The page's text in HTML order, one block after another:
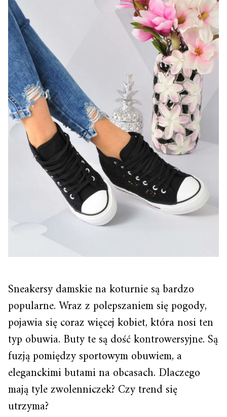
Sneakersy damskie na koturnie są bardzo
popularne. Wraz z polepszaniem się pogody,
pojawia się coraz więcej kobiet, która nosi ten
typ obuwia. Buty te są dość kontrowersyjne. Są
fuzją pomiędzy sportowym obuwiem, a
eleganckimi butami na obcasach. Dlaczego
mają tyle zwolenniczek? Czy trend się
utrzyma?